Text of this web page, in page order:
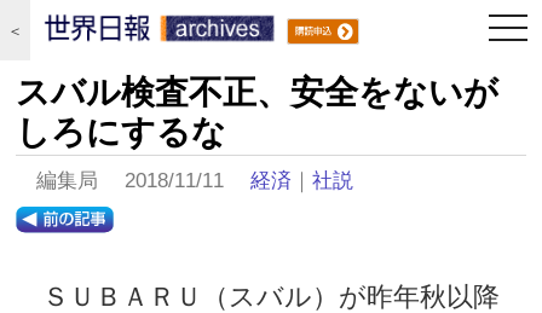
＜
スバル検査不正、安全をないが
しろにするな
編集局 2018/11/11経済 ｜社説
ＳＵＢＡＲＵ（スバル）が昨年秋以降